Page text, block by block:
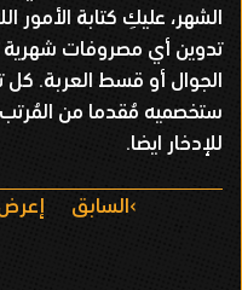
الشهر، عليكِ كتابة الأمور
تدوين أي مصروفات شهرية
الجوال أو قسط العربة.
ستخصميه مُقدما من
للإدخار ايضا.
السابق إعرض